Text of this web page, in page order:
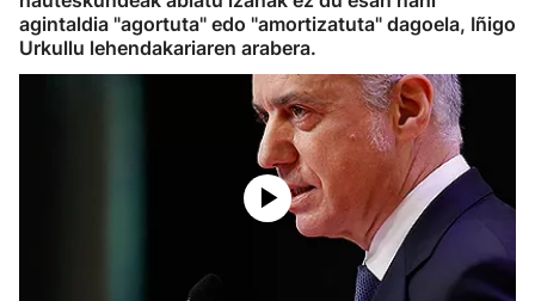
agintaldia "agortuta" edo "amortizatuta" dagoela, Iñigo
Urkullu lehendakariaren arabera.